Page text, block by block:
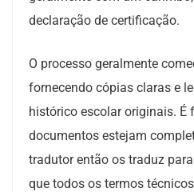
declaração de certificação.
O processo geralmente
fornecendo cópias claras e
histórico escolar originais. É
documentos estejam
tradutor então os traduz
que todos os termos